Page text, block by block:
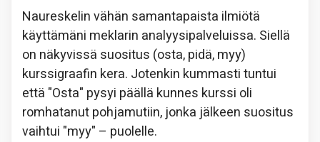
Naureskelin vähän samantapaista ilmiötä
käyttämäni meklarin analyysipalveluissa. Siellä
on näkyvissä suositus (osta, pidä, myy)
kurssigraafin kera. Jotenkin kummasti tuntui
että "Osta" pysyi päällä kunnes kurssi oli
romhatanut pohjamutiin, jonka jälkeen suositus
vaihtui "myy" – puolelle.